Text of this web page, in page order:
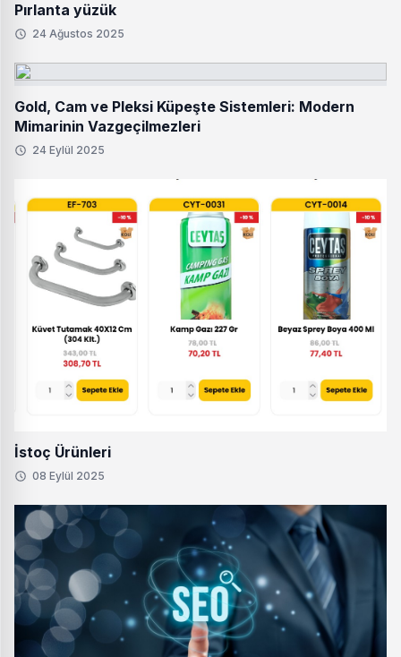
Pırlanta yüzük
24 Ağustos 2025
Gold, Cam ve Pleksi Küpeşte Sistemleri: Modern
Mimarinin Vazgeçilmezleri
24 Eylül 2025
İstoç Ürünleri
08 Eylül 2025